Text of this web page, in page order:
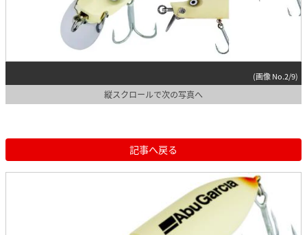
(画像 No.2/9)
縦スクロールで次の写真へ
記事へ戻る